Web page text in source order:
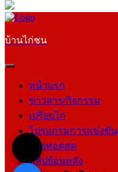
บ้านไก่ชน
หน้าแรก
ข่าวสาร/กิจกรรม
เปรียบไก่
โปรแกรมการแข่งขัน
ถ่ายทอดสด
คลิปย้อนหลัง